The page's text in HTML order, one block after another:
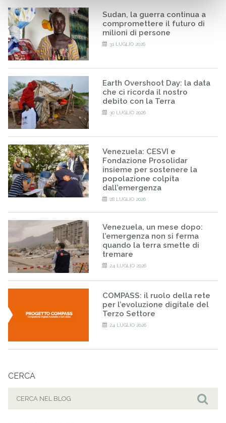
Sudan, la guerra continua a
compromettere il futuro di
milioni di persone
31 LUGLIO 2026
Earth Overshoot Day: la data
che ci ricorda il nostro
debito con la Terra
30 LUGLIO 2026
Venezuela: CESVI e
Fondazione Prosolidar
insieme per sostenere la
popolazione colpita
dall’emergenza
28 LUGLIO 2026
Venezuela, un mese dopo:
l’emergenza non si ferma
quando la terra smette di
tremare
24 LUGLIO 2026
COMPASS: il ruolo della rete
per l’evoluzione digitale del
Terzo Settore
24 LUGLIO 2026
CERCA